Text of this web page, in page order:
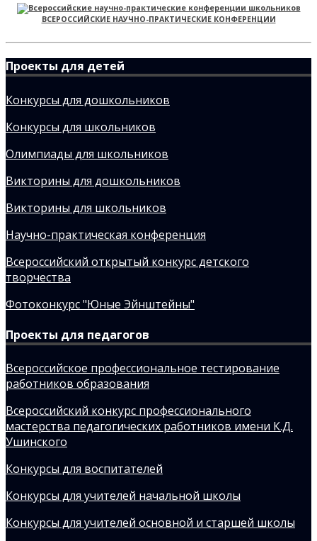
ВСЕРОССИЙСКИЕ НАУЧНО-ПРАКТИЧЕСКИЕ КОНФЕРЕНЦИИ
Проекты для детей
Конкурсы для дошкольников
Конкурсы для школьников
Олимпиады для школьников
Викторины для дошкольников
Викторины для школьников
Научно-практическая конференция
Всероссийский открытый конкурс детского
творчества
Фотоконкурс "Юные Эйнштейны"
Проекты для педагогов
Всероссийское профессиональное тестирование
работников образования
Всероссийский конкурс профессионального
мастерства педагогических работников имени К.Д.
Ушинского
Конкурсы для воспитателей
Конкурсы для учителей начальной школы
Конкурсы для учителей основной и старшей школы